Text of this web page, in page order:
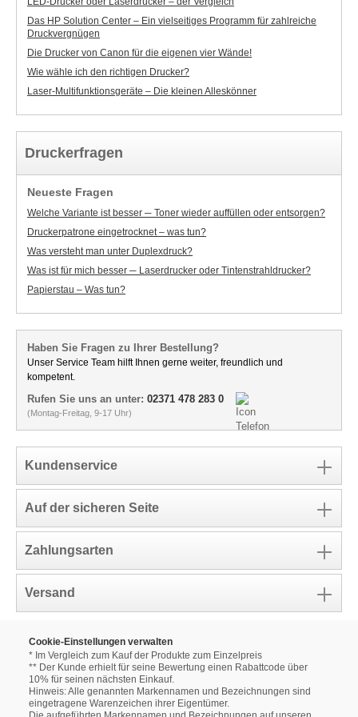
Das HP Solution Center – Ein vielseitiges Programm für zahlreiche
Druckvergnügen
Die Drucker von Canon für die eigenen vier Wände!
Wie wähle ich den richtigen Drucker?
Laser-Multifunktionsgeräte – Die kleinen Alleskönner
Druckerfragen
Neueste Fragen
Welche Variante ist besser ─ Toner wieder auffüllen oder entsorgen?
Druckerpatrone eingetrocknet – was tun?
Was versteht man unter Duplexdruck?
Was ist für mich besser ─ Laserdrucker oder Tintenstrahldrucker?
Papierstau – Was tun?
Haben Sie Fragen zu Ihrer Bestellung?
Unser Service Team hilft Ihnen gerne weiter, freundlich und
kompetent.
Rufen Sie uns an unter: 02371 478 283 0
(Montag-Freitag, 9-17 Uhr)
Kundenservice
Auf der sicheren Seite
Zahlungsarten
Versand
Cookie-Einstellungen verwalten
* Im Vergleich zum Kauf der Produkte zum Einzelpreis
** Der Kunde erhielt für seine Bewertung einen Rabattcode über
10% für seinen nächsten Einkauf.
Hinweis: Alle genannten Markennamen und Bezeichnungen sind
eingetragene Warenzeichen ihrer Eigentümer.